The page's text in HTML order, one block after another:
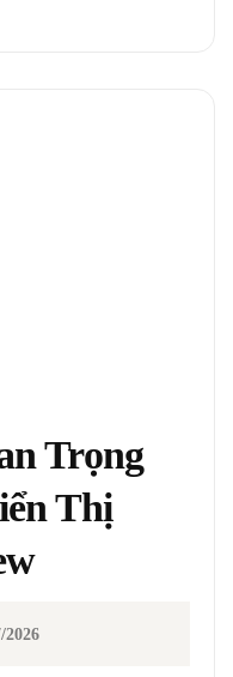
Trọng
Thị
2026